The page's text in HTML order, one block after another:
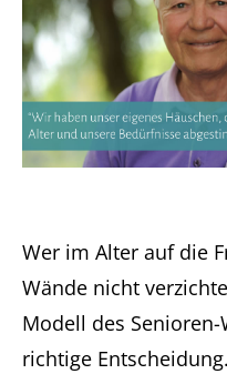
Wer im Alter auf die
Wände nicht
Modell des
richtige